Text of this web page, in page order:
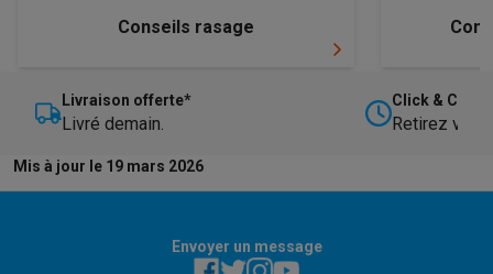
Conseils rasage
Livraison offerte*
Livré demain.
Click &
Retirez
Mis à jour le 19 mars 2026
Envoyer un message